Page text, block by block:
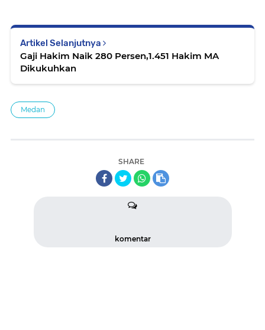
Artikel Selanjutnya
Gaji Hakim Naik 280 Persen,1.451 Hakim MA
Dikukuhkan
Medan
SHARE
komentar